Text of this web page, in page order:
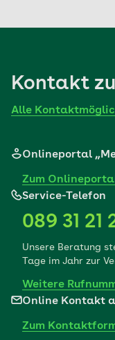
Kontakt
Alle
Onlineportal
Zum
Service-Telefon
089 31 21
Unsere Beratung
Tage im Jahr zur
Weitere
Online Kontakt
Zum